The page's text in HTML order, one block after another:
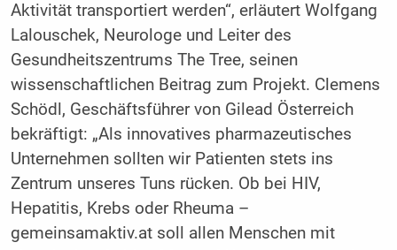
Aktivität transportiert werden“, erläutert Wolfgang
Lalouschek, Neurologe und Leiter des
Gesundheitszentrums The Tree, seinen
wissenschaftlichen Beitrag zum Projekt. Clemens
Schödl, Geschäftsführer von Gilead Österreich
bekräftigt: „Als innovatives pharmazeutisches
Unternehmen sollten wir Patienten stets ins
Zentrum unseres Tuns rücken. Ob bei HIV,
Hepatitis, Krebs oder Rheuma –
gemeinsamaktiv.at soll allen Menschen mit